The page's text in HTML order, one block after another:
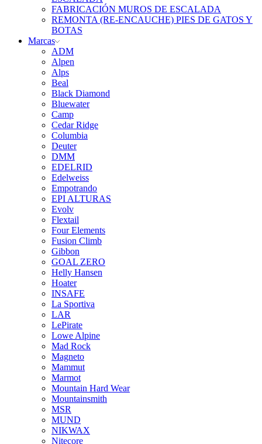
FABRICACIÓN MUROS DE ESCALADA
REMONTA (RE-ENCAUCHE) PIES DE GATOS Y
BOTAS
Marcas
ADM
Alpen
Alps
Beal
Black Diamond
Bluewater
Camp
Cedar Ridge
Columbia
Deuter
DMM
EDELRID
Edelweiss
Empotrando
EPI ALTURAS
Evolv
Flextail
Four Elements
Fusion Climb
Gibbon
GOAL ZERO
Helly Hansen
Hoater
INSAFE
La Sportiva
LAR
LePirate
Lowe Alpine
Mad Rock
Magneto
Mammut
Marmot
Mountain Hard Wear
Mountainsmith
MSR
MUND
NIKWAX
Nitecore